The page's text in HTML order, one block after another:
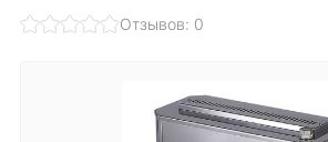
Отзывов: 0